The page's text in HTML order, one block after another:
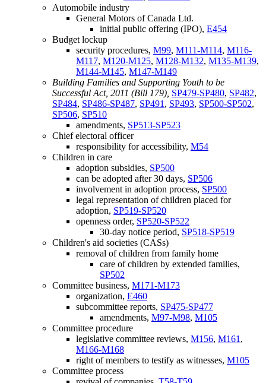
Automobile industry
General Motors of Canada Ltd.
initial public offering (IPO), E454
Budget lockup
security procedures, M99, M111-M114, M116-
M117, M120-M125, M128-M132, M135-M139,
M144-M145, M147-M149
Building Families and Supporting Youth to be
Successful Act, 2011 (Bill 179), SP479-SP480, SP482,
SP484, SP486-SP487, SP491 , SP493, SP500-SP502,
SP506, SP510
amendments, SP513-SP523
Chief electoral officer
responsibility for accessibility, M54
Children in care
adoption subsidies, SP500
can be adopted after 30 days, SP506
involvement in adoption process, SP500
legal representation of children placed for
adoption, SP519-SP520
openness order, SP520-SP522
30-day notice period, SP518-SP519
Children's aid societies (CASs)
removal of children from family home
care of children by extended families,
SP502
Committee business, M171-M173
organization, E460
subcommittee reports, SP475-SP477
amendments, M97-M98, M105
Committee procedure
legislative committee reviews, M156, M161 ,
M166-M168
right of members to testify as witnesses, M105
Committee process